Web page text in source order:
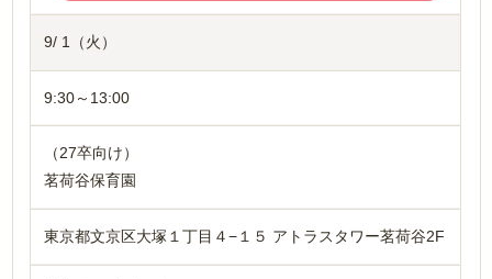
9/ 1（火）
9:30～13:00
（27卒向け）
茗荷谷保育園
東京都文京区大塚１丁目４−１５ アトラスタワー茗荷谷2F